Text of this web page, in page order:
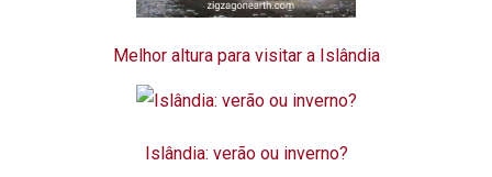
Melhor altura para visitar a Islândia
Islândia: verão ou inverno?